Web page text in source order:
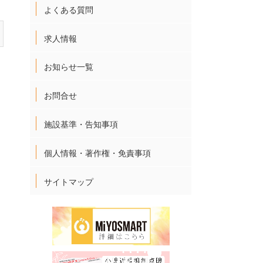
よくある質問
求人情報
お知らせ一覧
お問合せ
施設基準・告知事項
個人情報・著作権・免責事項
サイトマップ